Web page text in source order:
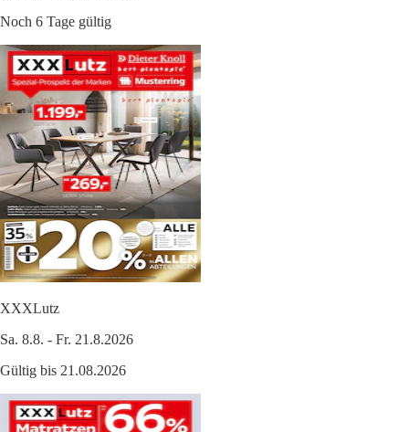
Noch 6 Tage gültig
XXXLutz
Sa. 8.8. - Fr. 21.8.2026
Gültig bis 21.08.2026